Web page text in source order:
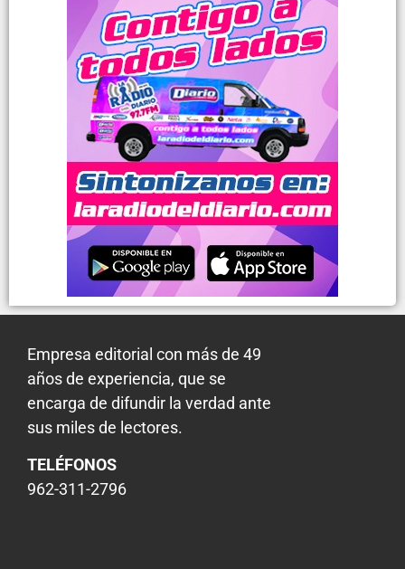
Empresa editorial con más de 49
años de experiencia, que se
encarga de difundir la verdad ante
sus miles de lectores.
TELÉFONOS
962-311-2796